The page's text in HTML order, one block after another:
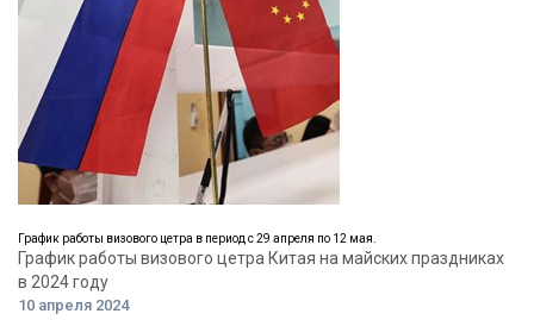
График работы визового цетра в период с 29 апреля по 12 мая.
График работы визового цетра Китая на майских праздниках
в 2024 году
10 апреля 2024